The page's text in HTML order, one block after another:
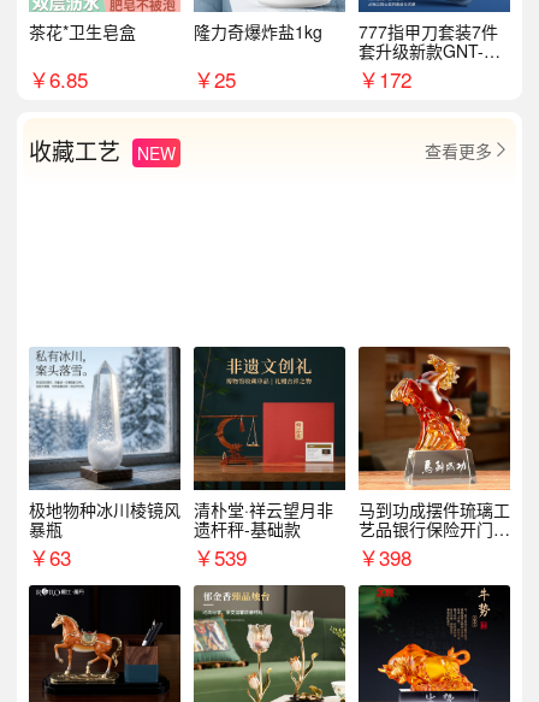
茶花*卫生皂盒
￥6.85
隆力奇爆炸盐1kg
￥25
777指甲刀套装7件
套升级新款GNT-PM
072
￥172
收藏工艺 NEW 查看更多 
极地物种冰川棱镜风
暴瓶
￥63
清朴堂·祥云望月非
遗杆秤-基础款
￥539
马到功成摆件琉璃工
艺品银行保险开门红
周年庆典伴手礼表彰
礼品
￥398